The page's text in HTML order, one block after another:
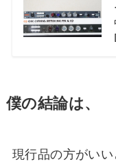
僕の結論は、
現行品の方がいい